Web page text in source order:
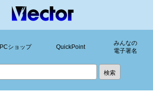
PCショップ QuickPoint
みんなの
電子署名